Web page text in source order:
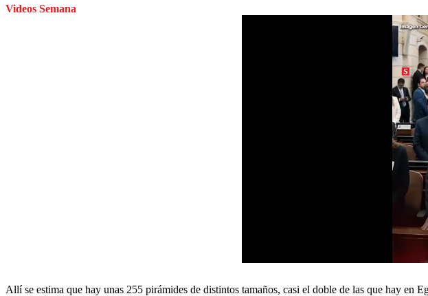
Videos Semana
Allí se estima que hay unas 255 pirámides de distintos tamaños, casi el doble de las que hay en